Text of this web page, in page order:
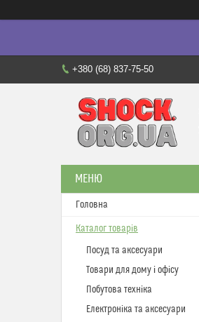
+380 (68) 837-75-50
Головна
Каталог товарів
Посуд та аксесуари
Товари для дому і офісу
Побутова техніка
Електроніка та аксесуари